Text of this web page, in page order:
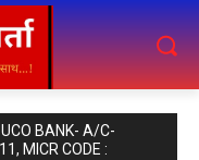
BANK- A/C-
MICR CODE :